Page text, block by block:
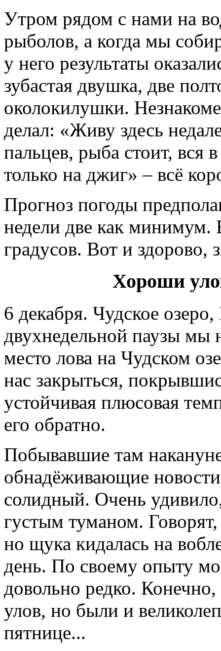
Утром рядом с нами на
рыболов, а когда мы
у него результаты
зубастая двушка, две
околокилушки.
делал: «Живу здесь
пальцев, рыба стоит, вся
только на джиг» – всё
Прогноз погоды
недели две как минимум.
градусов. Вот и здорово,
Хороши
6 декабря. Чудское
двухнедельной паузы мы
место лова на Чудском
нас закрыться,
устойчивая плюсовая
его обратно.
Побывавшие там
обнадёживающие
солидный. Очень
густым туманом.
но щука кидалась на
день. По своему опыту
довольно редко. Конечно,
улов, но были и
пятнице...